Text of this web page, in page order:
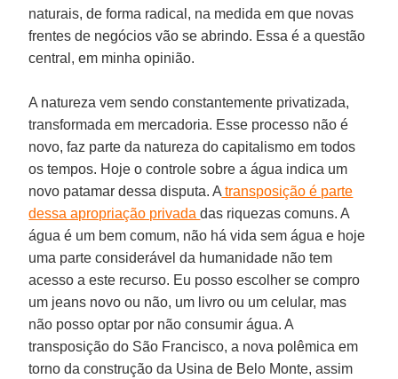
naturais, de forma radical, na medida em que novas
frentes de negócios vão se abrindo. Essa é a questão
central, em minha opinião.
A natureza vem sendo constantemente privatizada,
transformada em mercadoria. Esse processo não é
novo, faz parte da natureza do capitalismo em todos
os tempos. Hoje o controle sobre a água indica um
novo patamar dessa disputa. A transposição é parte
dessa apropriação privadadas riquezas comuns. A
água é um bem comum, não há vida sem água e hoje
uma parte considerável da humanidade não tem
acesso a este recurso. Eu posso escolher se compro
um jeans novo ou não, um livro ou um celular, mas
não posso optar por não consumir água. A
transposição do São Francisco, a nova polêmica em
torno da construção da Usina de Belo Monte, assim